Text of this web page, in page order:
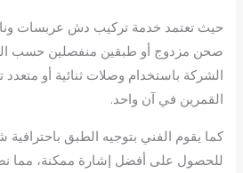
حيث تعتمد خدمة تركيب دش عربسات
صحن مزدوج أو طبقين منفصلين حسب
الشركة باستخدام وصلات ثنائية أو
القمرين في آن واحد.
كما يقوم الفني بتوجيه الطبق باحترافية
للحصول على أفضل إشارة ممكنة، مما